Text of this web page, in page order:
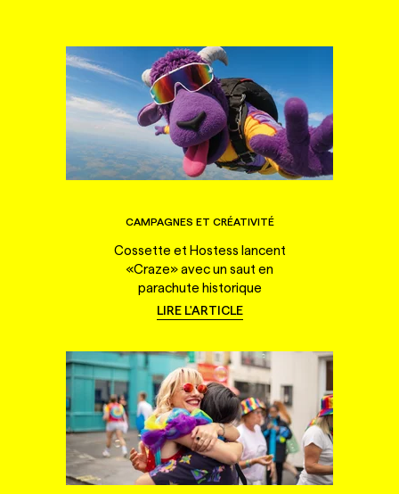
CAMPAGNES ET CRÉATIVITÉ
Cossette et Hostess lancent
«Craze» avec un saut en
parachute historique
LIRE L'ARTICLE